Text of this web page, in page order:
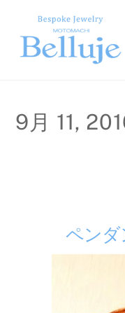
content
9月 11,
ペン